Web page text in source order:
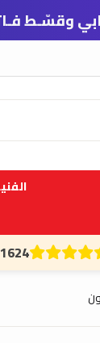
على 4 دفعات بدون
1624 تقييم | 4.8/5